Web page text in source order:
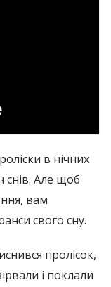
в нічних
снів. Але щоб
вам
свого сну.
пролісок,
і поклали